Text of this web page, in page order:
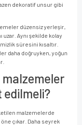
dekoratif unsur gibi
düzensiz yerleşir,
uzar. Aynı şekilde kolay
süresini kısaltır.
daha doğruyken, yoğun
malzemeler
malzemelerde
çıkar. Daha seyrek